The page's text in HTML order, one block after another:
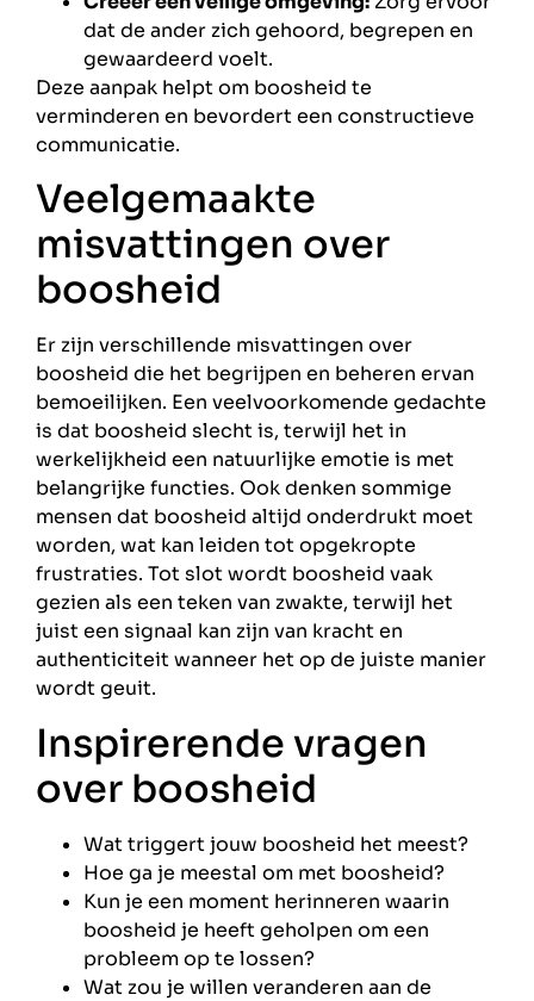
dat de ander zich gehoord, begrepen en
gewaardeerd voelt.
Deze aanpak helpt om boosheid te
verminderen en bevordert een constructieve
communicatie.
Veelgemaakte
misvattingen over
boosheid
Er zijn verschillende misvattingen over
boosheid die het begrijpen en beheren ervan
bemoeilijken. Een veelvoorkomende gedachte
is dat boosheid slecht is, terwijl het in
werkelijkheid een natuurlijke emotie is met
belangrijke functies. Ook denken sommige
mensen dat boosheid altijd onderdrukt moet
worden, wat kan leiden tot opgekropte
frustraties. Tot slot wordt boosheid vaak
gezien als een teken van zwakte, terwijl het
juist een signaal kan zijn van kracht en
authenticiteit wanneer het op de juiste manier
wordt geuit.
Inspirerende vragen
over boosheid
Wat triggert jouw boosheid het meest?
Hoe ga je meestal om met boosheid?
Kun je een moment herinneren waarin
boosheid je heeft geholpen om een
probleem op te lossen?
Wat zou je willen veranderen aan de